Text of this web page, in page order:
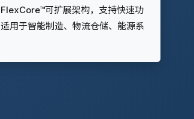
可扩展架构，支持快速功
于智能制造、物流仓储、能源系